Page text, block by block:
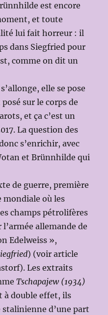
est encore
et toute
lui fait horreur : il
dans Siegfried pour
comme on dit un
elle se pose
sur le corps de
et ça c’est un
La question des
s’enrichir, avec
et Brünnhilde qui
de guerre, première
mondiale où les
champs pétrolifères
allemande de
Edelweiss »,
) (voir article
Les extraits
Tschapajew (1934)
à double effet, ils
d’une part